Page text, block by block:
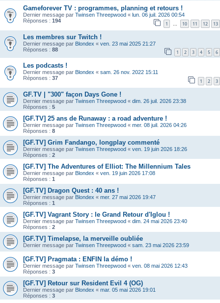
Gameforever TV : programmes, planning et retours !
Dernier message par Twinsen Threepwood « lun. 06 juil. 2026 00:54
Réponses : 194 1 … 10 11 12 13
Les membres sur Twitch !
Dernier message par Blondex « ven. 23 mai 2025 21:27
Réponses : 88 1 2 3 4 5 6
Les podcasts !
Dernier message par Blondex « sam. 26 nov. 2022 15:11
Réponses : 37 1 2 3
GF.TV | "300" façon Days Gone !
Dernier message par Twinsen Threepwood « dim. 26 juil. 2026 23:38
Réponses : 5
[GF.TV] 25 ans de Runaway : a road adventure !
Dernier message par Twinsen Threepwood « mer. 08 juil. 2026 04:26
Réponses : 8
[GF.TV] Grim Fandango, longplay commenté
Dernier message par Twinsen Threepwood « ven. 19 juin 2026 18:26
Réponses : 2
[GF.TV] The Adventures of Elliot: The Millennium Tales
Dernier message par Blondex « ven. 19 juin 2026 17:08
Réponses : 1
[GF.TV] Dragon Quest : 40 ans !
Dernier message par Blondex « mer. 27 mai 2026 19:47
Réponses : 1
[GF.TV] Vagrant Story : le Grand Retour d'Iglou !
Dernier message par Twinsen Threepwood « dim. 24 mai 2026 23:40
Réponses : 2
[GF.TV] Timelapse, la merveille oubliée
Dernier message par Twinsen Threepwood « sam. 23 mai 2026 23:59
[GF.TV] Pragmata : ENFIN la démo !
Dernier message par Twinsen Threepwood « ven. 08 mai 2026 12:43
Réponses : 3
[GF.TV] Retour sur Resident Evil 4 (OG)
Dernier message par Blondex « mar. 05 mai 2026 19:01
Réponses : 3